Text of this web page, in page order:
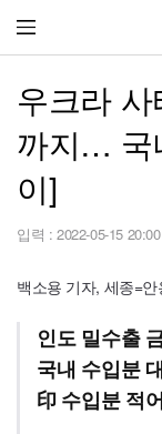
우크라
까지… 국
이]
입력 : 2022-05-15 20:00
백소용 기자, 세종=
인도 밀수출
국내 수입분
印 수입분 적